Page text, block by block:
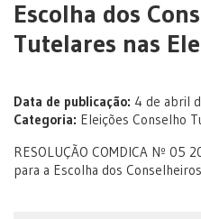
Escolha dos
Tutelares nas
Data de publicação: 4 de abril
Categoria: Eleições Conselho
RESOLUÇÃO COMDICA Nº 05
para a Escolha dos